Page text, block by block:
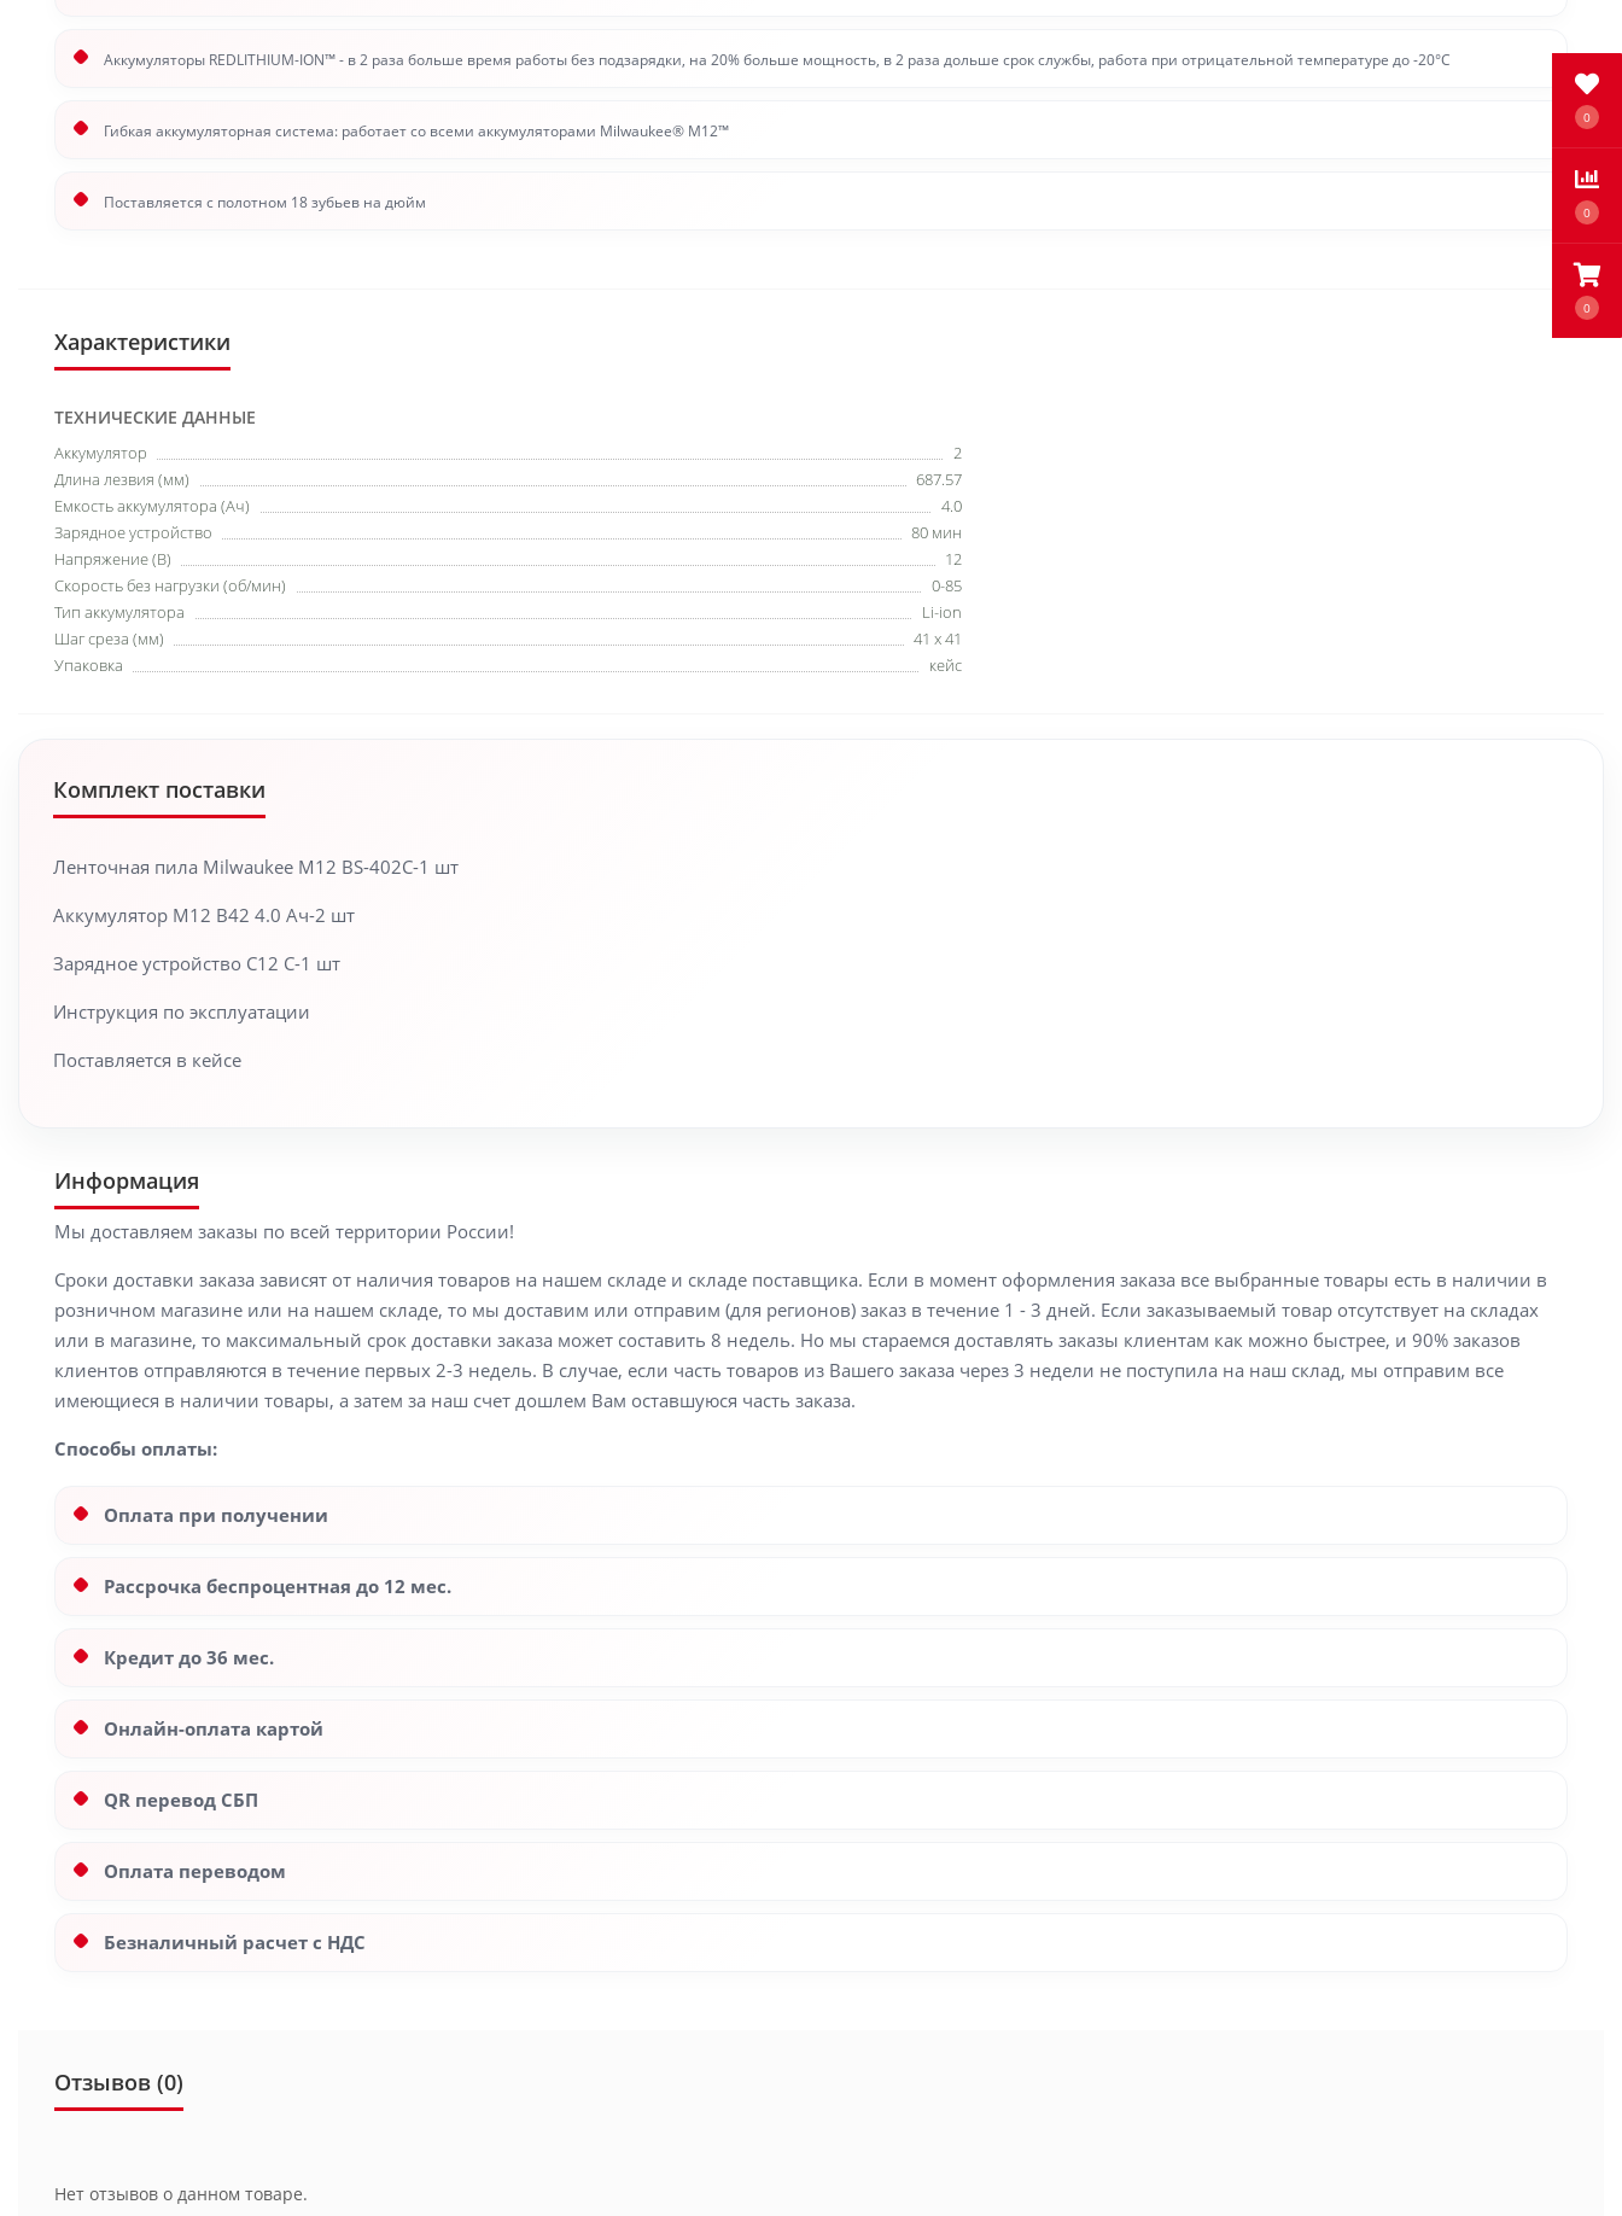
0
0
0
Аккумуляторы REDLITHIUM-ION™ - в 2 раза больше время работы без подзарядки, на 20% больше мощность, в 2 раза дольше срок службы, работа при отрицательной температуре до -20°С
Гибкая аккумуляторная система: работает со всеми аккумуляторами Milwaukee® M12™
Поставляется с полотном 18 зубьев на дюйм
Характеристики
ТЕХНИЧЕСКИЕ ДАННЫЕ
Аккумулятор
2
Длина лезвия (мм)
687.57
Емкость аккумулятора (Ач)
4.0
Зарядное устройство
80 мин
Напряжение (В)
12
Скорость без нагрузки (об/мин)
0-85
Тип аккумулятора
Li-ion
Шаг среза (мм)
41 х 41
Упаковка
кейс
Комплект поставки
Ленточная пила Milwaukee M12 BS-402C-1 шт
Аккумулятор M12 B42 4.0 Ач-2 шт
Зарядное устройство C12 C-1 шт
Инструкция по эксплуатации
Поставляется в кейсе
Информация
Мы доставляем заказы по всей территории России!
Сроки доставки заказа зависят от наличия товаров на нашем складе и складе поставщика. Если в момент оформления заказа все выбранные товары есть в наличии в
розничном магазине или на нашем складе, то мы доставим или отправим (для регионов) заказ в течение 1 - 3 дней. Если заказываемый товар отсутствует на складах
или в магазине, то максимальный срок доставки заказа может составить 8 недель. Но мы стараемся доставлять заказы клиентам как можно быстрее, и 90% заказов
клиентов отправляются в течение первых 2-3 недель. В случае, если часть товаров из Вашего заказа через 3 недели не поступила на наш склад, мы отправим все
имеющиеся в наличии товары, а затем за наш счет дошлем Вам оставшуюся часть заказа.
Способы оплаты:
Оплата при получении
Рассрочка беспроцентная до 12 мес.
Кредит до 36 мес.
Онлайн-оплата картой
QR перевод СБП
Оплата переводом
Безналичный расчет с НДС
Отзывов (0)
Нет отзывов о данном товаре.